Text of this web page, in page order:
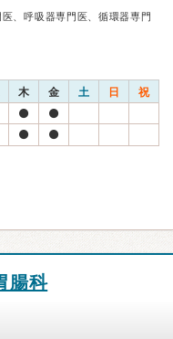
、呼吸器専門医、循環器専門
木 金 土 日 祝
腸科